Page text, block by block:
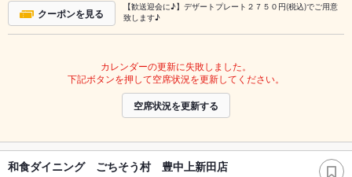
クーポンを見る
【歓送迎会に♪】デザートプレート２７５０円(税込)でご用意
致します♪
カレンダーの更新に失敗しました。
下記ボタンを押して空席状況を更新してください。
空席状況を更新する
和食ダイニング ごちそう村 豊中上新田店